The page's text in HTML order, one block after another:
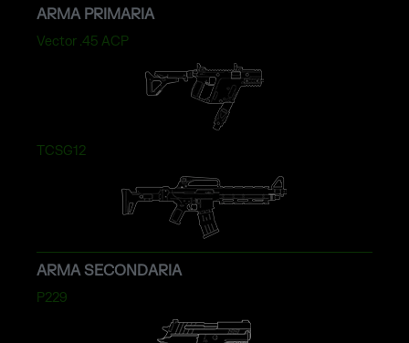
ARMA PRIMARIA
Vector .45 ACP
TCSG12
ARMA SECONDARIA
P229